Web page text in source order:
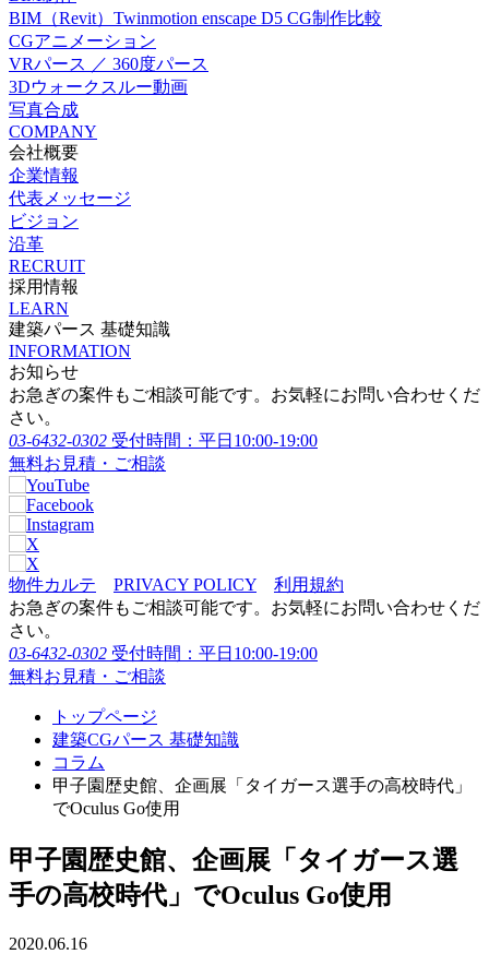
BIM（Revit）Twinmotion enscape D5 CG制作比較
CGアニメーション
VRパース ／ 360度パース
3Dウォークスルー動画
写真合成
COMPANY
会社概要
企業情報
代表メッセージ
ビジョン
沿革
RECRUIT
採用情報
LEARN
建築パース 基礎知識
INFORMATION
お知らせ
お急ぎの案件もご相談可能です。お気軽にお問い合わせくだ
さい。
03-6432-0302 受付時間：平日10:00-19:00
無料お見積・ご相談
物件カルテ PRIVACY POLICY
利用規約
お急ぎの案件もご相談可能です。お気軽にお問い合わせくだ
さい。
03-6432-0302 受付時間：平日10:00-19:00
無料お見積・ご相談
トップページ
建築CGパース 基礎知識
コラム
甲子園歴史館、企画展「タイガース選手の高校時代」
でOculus Go使用
甲子園歴史館、企画展「タイガース選
手の高校時代」でOculus Go使用
2020.06.16